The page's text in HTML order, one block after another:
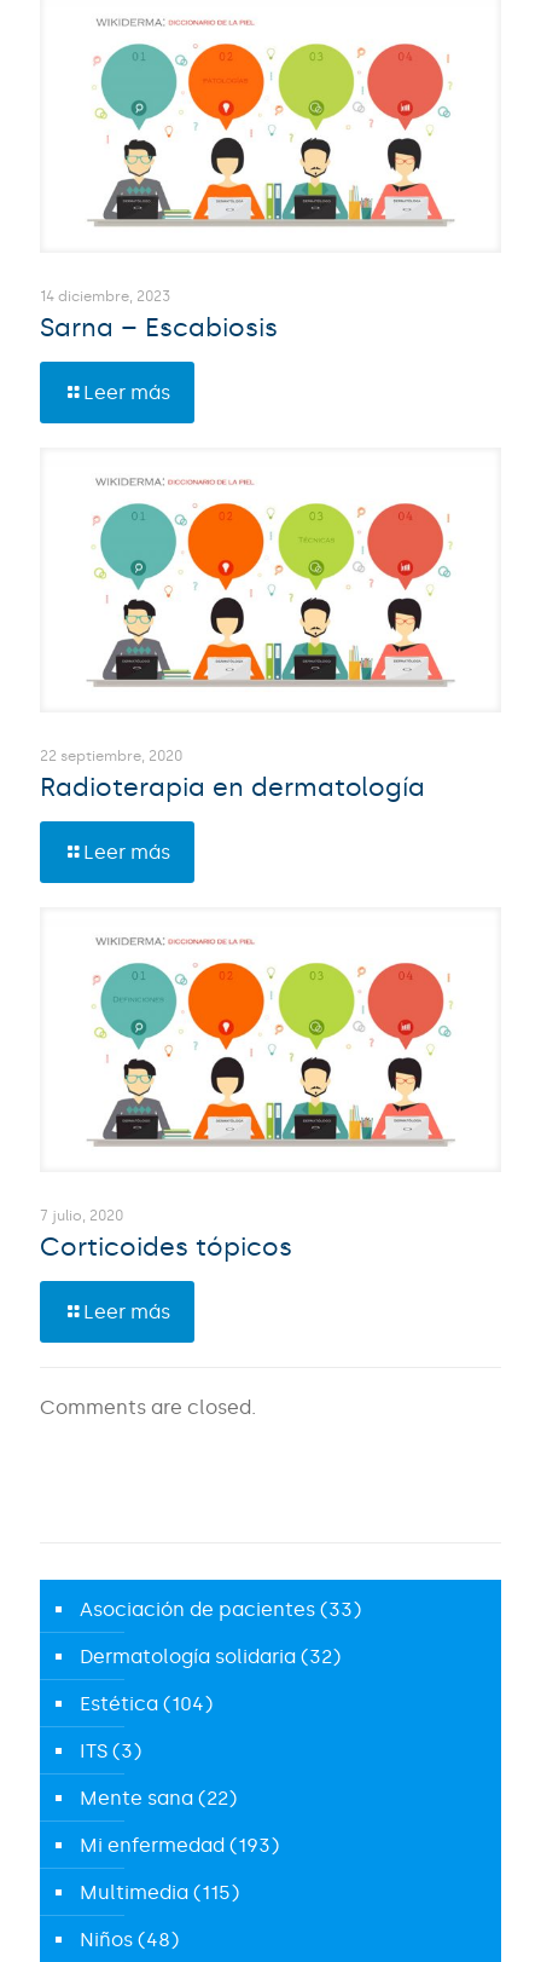
14 diciembre, 2023
Sarna – Escabiosis
Leer más
22 septiembre, 2020
Radioterapia en dermatología
Leer más
7 julio, 2020
Corticoides tópicos
Leer más
Comments are closed.
Asociación de pacientes (33)
Dermatología solidaria (32)
Estética (104)
ITS (3)
Mente sana (22)
Mi enfermedad (193)
Multimedia (115)
Niños (48)